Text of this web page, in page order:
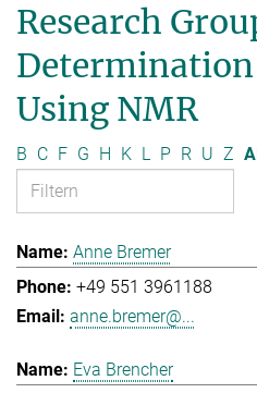
Research
Using NMR
B C F G H K L P R U Z
Anne Bremer
+49 551 3961188
anne.bremer@...
Eva Brencher